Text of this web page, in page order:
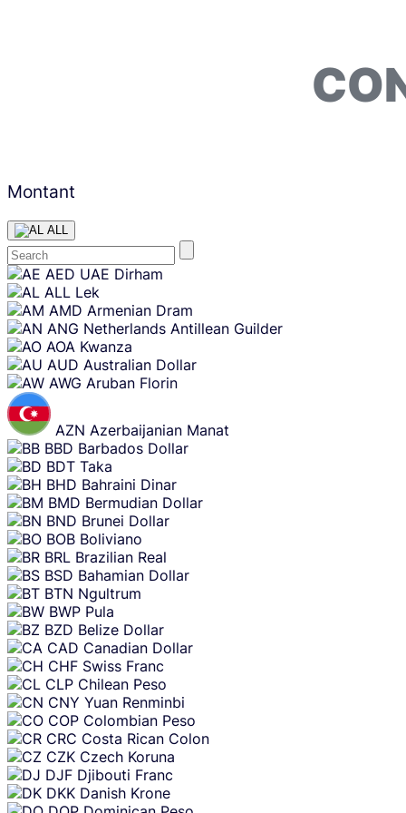
Montant
ALL
Skip
content
AED UAE Dirham
ALL Lek
AMD Armenian Dram
ANG Netherlands Antillean Guilder
AOA Kwanza
AUD Australian Dollar
AWG Aruban Florin
AZN Azerbaijanian Manat
BBD Barbados Dollar
BDT Taka
BHD Bahraini Dinar
BMD Bermudian Dollar
BND Brunei Dollar
BOB Boliviano
BRL Brazilian Real
BSD Bahamian Dollar
BTN Ngultrum
BWP Pula
BZD Belize Dollar
CAD Canadian Dollar
CHF Swiss Franc
CLP Chilean Peso
CNY Yuan Renminbi
COP Colombian Peso
CRC Costa Rican Colon
CZK Czech Koruna
DJF Djibouti Franc
DKK Danish Krone